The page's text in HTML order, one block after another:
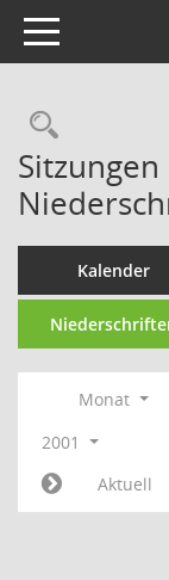
Toggle navigation
Kalender
Monat
2001
Aktuell